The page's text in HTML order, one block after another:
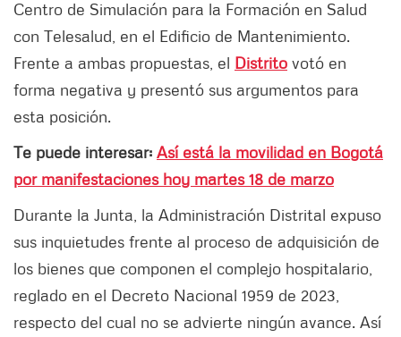
Centro de Simulación para la Formación en Salud
con Telesalud, en el Edificio de Mantenimiento.
Frente a ambas propuestas, el Distrito votó en
forma negativa y presentó sus argumentos para
esta posición.
Te puede interesar: Así está la movilidad en Bogotá
por manifestaciones hoy martes 18 de marzo
Durante la Junta, la Administración Distrital expuso
sus inquietudes frente al proceso de adquisición de
los bienes que componen el complejo hospitalario,
reglado en el Decreto Nacional 1959 de 2023,
respecto del cual no se advierte ningún avance. Así